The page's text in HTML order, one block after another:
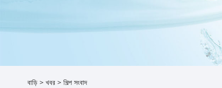
বাড়ি > খবর> শিল্প সংবাদ